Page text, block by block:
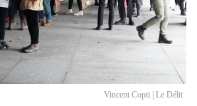
Vincent Copti | Le Délit